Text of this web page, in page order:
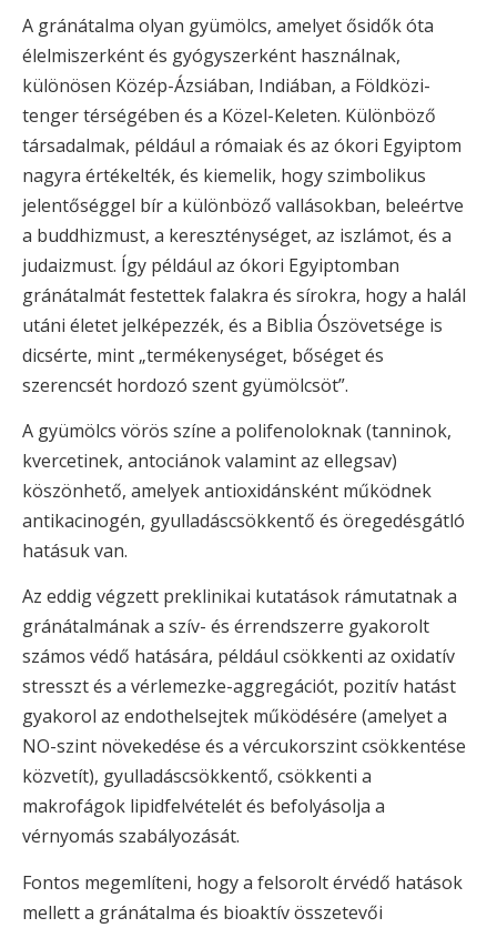
A gránátalma olyan gyümölcs, amelyet ősidők óta
élelmiszerként és gyógyszerként használnak,
különösen Közép-Ázsiában, Indiában, a Földközi-
tenger térségében és a Közel-Keleten. Különböző
társadalmak, például a rómaiak és az ókori Egyiptom
nagyra értékelték, és kiemelik, hogy szimbolikus
jelentőséggel bír a különböző vallásokban, beleértve
a buddhizmust, a kereszténységet, az iszlámot, és a
judaizmust. Így például az ókori Egyiptomban
gránátalmát festettek falakra és sírokra, hogy a halál
utáni életet jelképezzék, és a Biblia Ószövetsége is
dicsérte, mint „termékenységet, bőséget és
szerencsét hordozó szent gyümölcsöt”.
A gyümölcs vörös színe a polifenoloknak (tanninok,
kvercetinek, antociánok valamint az ellegsav)
köszönhető, amelyek antioxidánsként működnek
antikacinogén, gyulladáscsökkentő és öregedésgátló
hatásuk van.
Az eddig végzett preklinikai kutatások rámutatnak a
gránátalmának a szív- és érrendszerre gyakorolt
számos védő hatására, például csökkenti az oxidatív
stresszt és a vérlemezke-aggregációt, pozitív hatást
gyakorol az endothelsejtek működésére (amelyet a
NO-szint növekedése és a vércukorszint csökkentése
közvetít), gyulladáscsökkentő, csökkenti a
makrofágok lipidfelvételét és befolyásolja a
vérnyomás szabályozását.
Fontos megemlíteni, hogy a felsorolt érvédő hatások
mellett a gránátalma és bioaktív összetevői